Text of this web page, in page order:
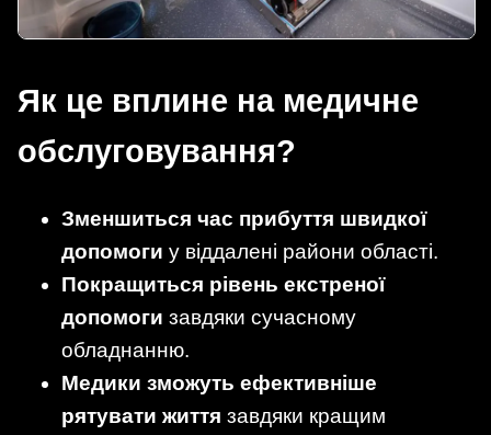
Як це вплине на медичне
обслуговування?
Зменшиться час прибуття швидкої
допомоги у віддалені райони області.
Покращиться рівень екстреної
допомоги завдяки сучасному
обладнанню.
Медики зможуть ефективніше
рятувати життя завдяки кращим